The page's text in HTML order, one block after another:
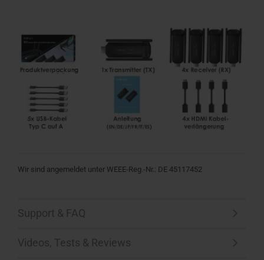
Wir sind angemeldet unter WEEE-Reg.-Nr.: DE 45117452
Support & FAQ
Videos, Tests & Reviews